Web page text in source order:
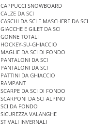
CAPPUCCI SNOWBOARD
CALZE DA SCI
CASCHI DA SCI E MASCHERE DA SCI
GIACCHE E GILET DA SCI
GONNE TOTALI
HOCKEY-SU-GHIACCIO
MAGLIE DA SCI DI FONDO
PANTALONI DA SCI
PANTALONI DA SCI
PATTINI DA GHIACCIO
RAMPANT
SCARPE DA SCI DI FONDO
SCARPONI DA SCI ALPINO
SCI DA FONDO
SICUREZZA VALANGHE
STIVALI INVERNALI